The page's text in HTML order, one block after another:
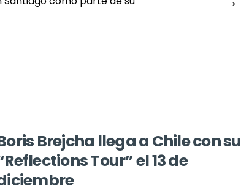
Brejcha llega a Chile con su
Tour” el 13 de